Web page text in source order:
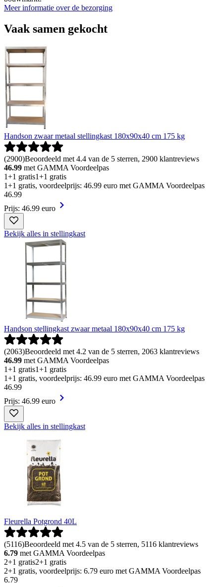
Meer informatie over de bezorging
Vaak samen gekocht
Handson zwaar metaal stellingkast 180x90x40 cm 175 kg
(2900)Beoordeeld met 4.4 van de 5 sterren, 2900 klantreviews
46.99 met GAMMA Voordeelpas
1+1 gratis1+1 gratis
1+1 gratis, voordeelprijs: 46.99 euro met GAMMA Voordeelpas
46.99
Prijs: 46.99 euro
Bekijk alles in stellingkast
Handson stellingkast zwaar metaal 180x90x40 cm 175 kg
(2063)Beoordeeld met 4.2 van de 5 sterren, 2063 klantreviews
46.99 met GAMMA Voordeelpas
1+1 gratis1+1 gratis
1+1 gratis, voordeelprijs: 46.99 euro met GAMMA Voordeelpas
46.99
Prijs: 46.99 euro
Bekijk alles in stellingkast
Fleurella Potgrond 40L
(5116)Beoordeeld met 4.5 van de 5 sterren, 5116 klantreviews
6.79 met GAMMA Voordeelpas
2+1 gratis2+1 gratis
2+1 gratis, voordeelprijs: 6.79 euro met GAMMA Voordeelpas
6.79